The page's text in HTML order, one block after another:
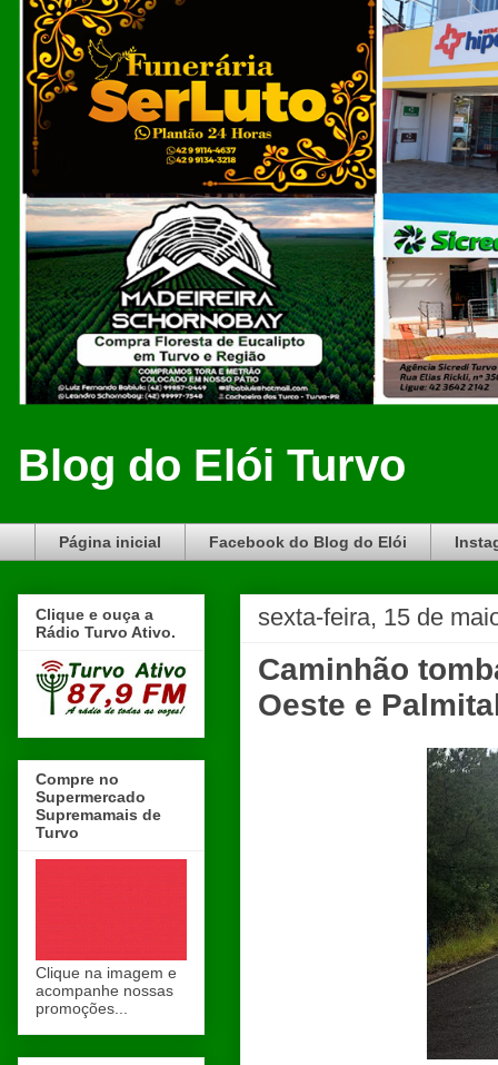
Blog do Elói Turvo
Página inicial Facebook do Blog do Elói
sexta-feira, 15 de
Caminhão
Oeste e
Clique e ouça a
Rádio Turvo Ativo.
Compre no
Supermercado
Supremamais de
Turvo
Clique na imagem e
acompanhe nossas
promoções...